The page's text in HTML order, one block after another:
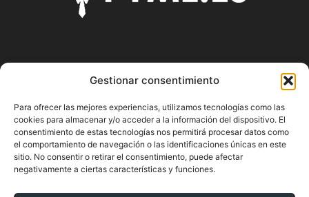
Gestionar consentimiento
Para ofrecer las mejores experiencias, utilizamos tecnologías como las
cookies para almacenar y/o acceder a la información del dispositivo. El
consentimiento de estas tecnologías nos permitirá procesar datos como
el comportamiento de navegación o las identificaciones únicas en este
sitio. No consentir o retirar el consentimiento, puede afectar
negativamente a ciertas características y funciones.
actualizado de todas las noticias y novedades sobre la
economía en España y el mundo, así como donde podrás
conseguir toda la información necesaria sobre
emprendimiento.